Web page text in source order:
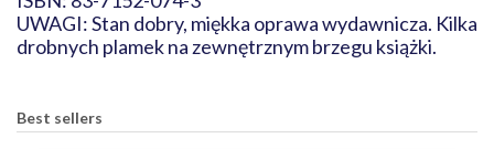
UWAGI: Stan dobry, miękka oprawa wydawnicza. Kilka
drobnych plamek na zewnętrznym brzegu książki.
Best sellers